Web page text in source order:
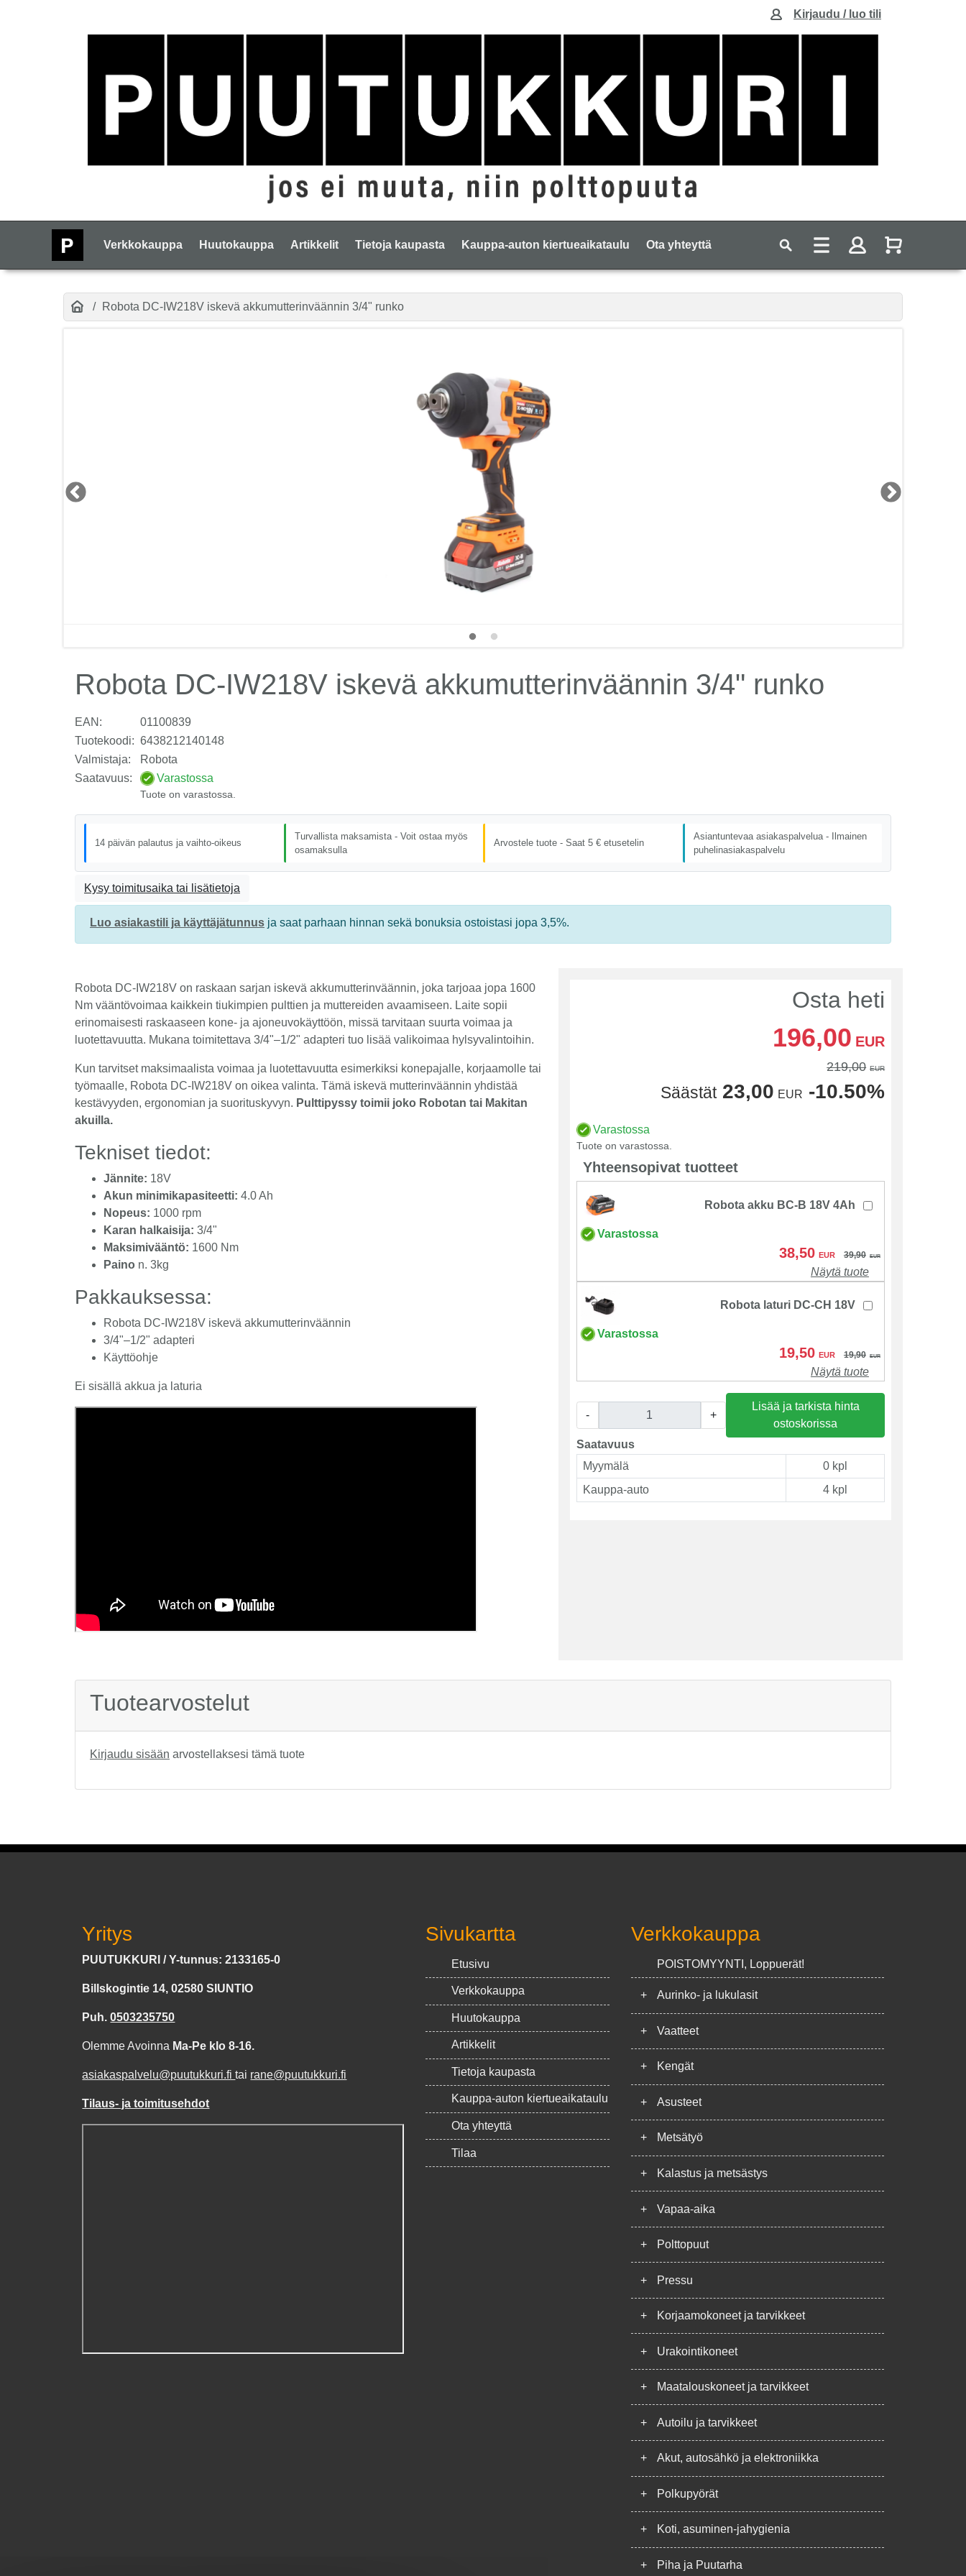
Kirjaudu / luo tili
Verkkokauppa Huutokauppa Artikkelit Tietoja kaupasta Kauppa-auton kiertueaikataulu Ota yhteyttä
Robota DC-IW218V iskevä akkumutterinväännin 3/4" runko
Robota DC-IW218V iskevä akkumutterinväännin 3/4" runko
EAN:
01100839
Tuotekoodi: 6438212140148
Valmistaja:
Robota
Saatavuus:
Varastossa
Tuote on varastossa.
14 päivän palautus ja vaihto-oikeus
Turvallista maksamista - Voit ostaa myös
osamaksulla
Arvostele tuote - Saat 5 € etusetelin
Asiantuntevaa asiakaspalvelua - Ilmainen
puhelinasiakaspalvelu
Kysy toimitusaika tai lisätietoja
Luo asiakastili ja käyttäjätunnus ja saat parhaan hinnan sekä bonuksia ostoistasi jopa 3,5%.
Robota DC-IW218V on raskaan sarjan iskevä akkumutterinväännin, joka tarjoaa jopa 1600
Nm vääntövoimaa kaikkein tiukimpien pulttien ja muttereiden avaamiseen. Laite sopii
erinomaisesti raskaaseen kone- ja ajoneuvokäyttöön, missä tarvitaan suurta voimaa ja
luotettavuutta. Mukana toimitettava 3/4"–1/2" adapteri tuo lisää valikoimaa hylsyvalintoihin.
Kun tarvitset maksimaalista voimaa ja luotettavuutta esimerkiksi konepajalle, korjaamolle tai
työmaalle, Robota DC-IW218V on oikea valinta. Tämä iskevä mutterinväännin yhdistää
kestävyyden, ergonomian ja suorituskyvyn. Pulttipyssy toimii joko Robotan tai Makitan
akuilla.
Tekniset tiedot:
Jännite: 18V
Akun minimikapasiteetti: 4.0 Ah
Nopeus: 1000 rpm
Karan halkaisija: 3/4"
Maksimivääntö: 1600 Nm
Paino n. 3kg
Pakkauksessa:
Robota DC-IW218V iskevä akkumutterinväännin
3/4"–1/2" adapteri
Käyttöohje
Ei sisällä akkua ja laturia
Osta heti
196,00 EUR
219,00 EUR
Säästät23,00 EUR -10.50%
Varastossa
Tuote on varastossa.
Yhteensopivat tuotteet
Robota akku BC-B 18V 4Ah
Varastossa
38,50 EUR 39,90 EUR
Näytä tuote
Robota laturi DC-CH 18V
Varastossa
19,50 EUR 19,90 EUR
Näytä tuote
- +
Lisää ja tarkista hinta
ostoskorissa
Saatavuus
Myymälä
0 kpl
Kauppa-auto
4 kpl
Tuotearvostelut
Kirjaudu sisään arvostellaksesi tämä tuote
Yritys
PUUTUKKURI / Y-tunnus: 2133165-0
Billskogintie 14, 02580 SIUNTIO
Puh.0503235750
Olemme Avoinna Ma-Pe klo 8-16.
asiakaspalvelu@puutukkuri.fitai rane@puutukkuri.fi
Tilaus- ja toimitusehdot
Sivukartta
Etusivu
Verkkokauppa
Huutokauppa
Artikkelit
Tietoja kaupasta
Kauppa-auton kiertueaikataulu
Ota yhteyttä
Tilaa
Verkkokauppa
POISTOMYYNTI, Loppuerät!
+ Aurinko- ja lukulasit
+ Vaatteet
+ Kengät
+ Asusteet
+ Metsätyö
+ Kalastus ja metsästys
+ Vapaa-aika
+ Polttopuut
+ Pressu
+ Korjaamokoneet ja tarvikkeet
+ Urakointikoneet
+ Maatalouskoneet ja tarvikkeet
+ Autoilu ja tarvikkeet
+ Akut, autosähkö ja elektroniikka
+ Polkupyörät
+ Koti, asuminen-jahygienia
+ Piha ja Puutarha